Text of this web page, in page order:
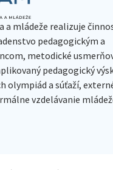
a mládeže realizuje
pedagogickým a
metodické
pedagogický
olympiád a súťaží,
vzdelávanie